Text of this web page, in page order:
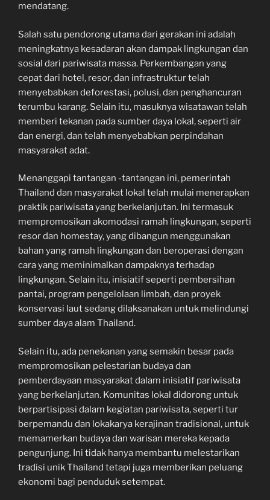
mendatang.
Salah satu pendorong utama dari gerakan ini adalah
meningkatnya kesadaran akan dampak lingkungan dan
sosial dari pariwisata massa. Perkembangan yang
cepat dari hotel, resor, dan infrastruktur telah
menyebabkan deforestasi, polusi, dan penghancuran
terumbu karang. Selain itu, masuknya wisatawan telah
memberi tekanan pada sumber daya lokal, seperti air
dan energi, dan telah menyebabkan perpindahan
masyarakat adat.
Menanggapi tantangan -tantangan ini, pemerintah
Thailand dan masyarakat lokal telah mulai menerapkan
praktik pariwisata yang berkelanjutan. Ini termasuk
mempromosikan akomodasi ramah lingkungan, seperti
resor dan homestay, yang dibangun menggunakan
bahan yang ramah lingkungan dan beroperasi dengan
cara yang meminimalkan dampaknya terhadap
lingkungan. Selain itu, inisiatif seperti pembersihan
pantai, program pengelolaan limbah, dan proyek
konservasi laut sedang dilaksanakan untuk melindungi
sumber daya alam Thailand.
Selain itu, ada penekanan yang semakin besar pada
mempromosikan pelestarian budaya dan
pemberdayaan masyarakat dalam inisiatif pariwisata
yang berkelanjutan. Komunitas lokal didorong untuk
berpartisipasi dalam kegiatan pariwisata, seperti tur
berpemandu dan lokakarya kerajinan tradisional, untuk
memamerkan budaya dan warisan mereka kepada
pengunjung. Ini tidak hanya membantu melestarikan
tradisi unik Thailand tetapi juga memberikan peluang
ekonomi bagi penduduk setempat.